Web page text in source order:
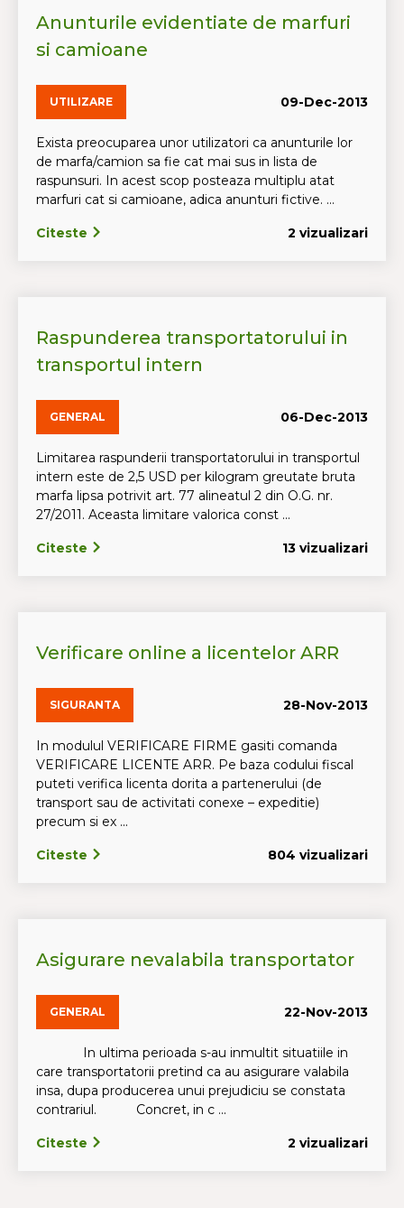
Anunturile evidentiate de marfuri
si camioane
UTILIZARE 09-Dec-2013
Exista preocuparea unor utilizatori ca anunturile lor
de marfa/camion sa fie cat mai sus in lista de
raspunsuri. In acest scop posteaza multiplu atat
marfuri cat si camioane, adica anunturi fictive. ...
Citeste 2 vizualizari
Raspunderea transportatorului in
transportul intern
GENERAL 06-Dec-2013
Limitarea raspunderii transportatorului in transportul
intern este de 2,5 USD per kilogram greutate bruta
marfa lipsa potrivit art. 77 alineatul 2 din O.G. nr.
27/2011. Aceasta limitare valorica const ...
Citeste 13 vizualizari
Verificare online a licentelor ARR
SIGURANTA 28-Nov-2013
In modulul VERIFICARE FIRME gasiti comanda
VERIFICARE LICENTE ARR. Pe baza codului fiscal
puteti verifica licenta dorita a partenerului (de
transport sau de activitati conexe – expeditie)
precum si ex ...
Citeste 804 vizualizari
Asigurare nevalabila transportator
GENERAL 22-Nov-2013
In ultima perioada s-au inmultit situatiile in
care transportatorii pretind ca au asigurare valabila
insa, dupa producerea unui prejudiciu se constata
contrariul. Concret, in c ...
Citeste 2 vizualizari